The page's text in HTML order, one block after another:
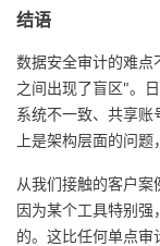
结语
数据安全审计的难
之间出现了盲区"。
系统不一致、共享
上是架构层面的问题
从我们接触的客户
因为某个工具特别
的。这比任何单点审